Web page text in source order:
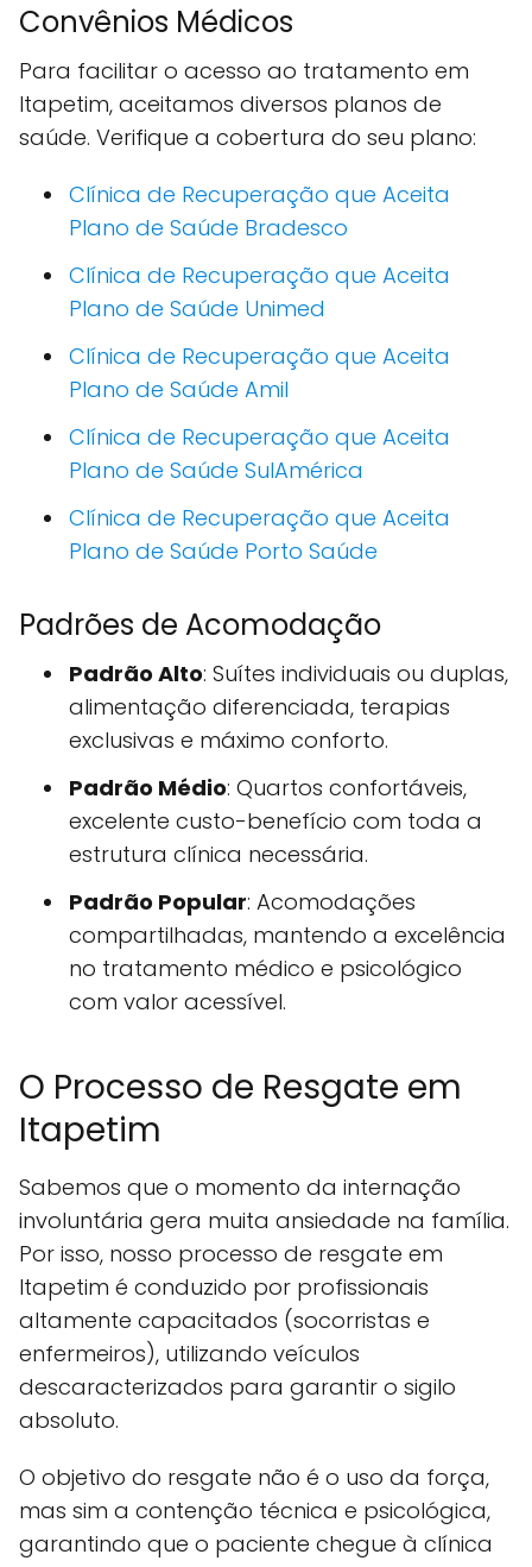
Convênios Médicos
Para facilitar o acesso ao tratamento em
Itapetim, aceitamos diversos planos de
saúde. Verifique a cobertura do seu plano:
Clínica de Recuperação que Aceita
Plano de Saúde Bradesco
Clínica de Recuperação que Aceita
Plano de Saúde Unimed
Clínica de Recuperação que Aceita
Plano de Saúde Amil
Clínica de Recuperação que Aceita
Plano de Saúde SulAmérica
Clínica de Recuperação que Aceita
Plano de Saúde Porto Saúde
Padrões de Acomodação
Padrão Alto: Suítes individuais ou duplas,
alimentação diferenciada, terapias
exclusivas e máximo conforto.
Padrão Médio: Quartos confortáveis,
excelente custo-benefício com toda a
estrutura clínica necessária.
Padrão Popular: Acomodações
compartilhadas, mantendo a excelência
no tratamento médico e psicológico
com valor acessível.
O Processo de Resgate em
Itapetim
Sabemos que o momento da internação
involuntária gera muita ansiedade na família.
Por isso, nosso processo de resgate em
Itapetim é conduzido por profissionais
altamente capacitados (socorristas e
enfermeiros), utilizando veículos
descaracterizados para garantir o sigilo
absoluto.
O objetivo do resgate não é o uso da força,
mas sim a contenção técnica e psicológica,
garantindo que o paciente chegue à clínica